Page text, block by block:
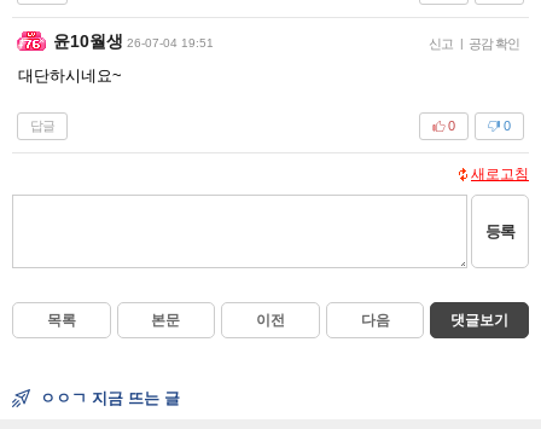
윤10월생 26-07-04 19:51 신고 | 공감 확인
대단하시네요~
답글 0
0
새로고침
등록
목록 본문 이전 다음 댓글보기
ㅇㅇㄱ 지금 뜨는 글